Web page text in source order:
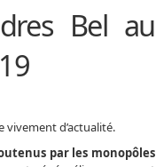
Bel au
vivement d’actualité.
par les monopôles